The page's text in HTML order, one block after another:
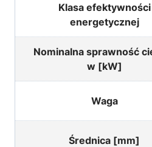
Klasa efektywności
energetycznej
Nominalna sprawność
w [kW]
Waga
Średnica [mm]